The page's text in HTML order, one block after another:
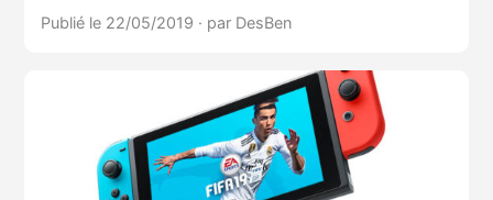
Publié le 22/05/2019 · par DesBen